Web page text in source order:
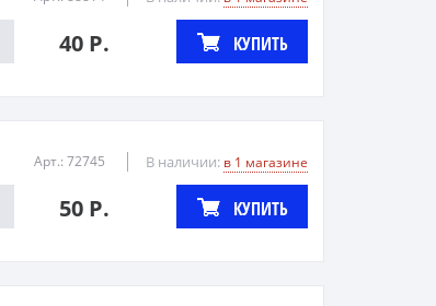
40 Р. КУПИТЬ
Арт.: 72745 В наличии: в 1 магазине
50 Р. КУПИТЬ